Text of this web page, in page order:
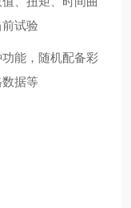
试验
能，随机配备彩
据等